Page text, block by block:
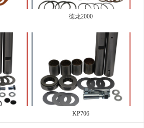
德龙2000
KP706